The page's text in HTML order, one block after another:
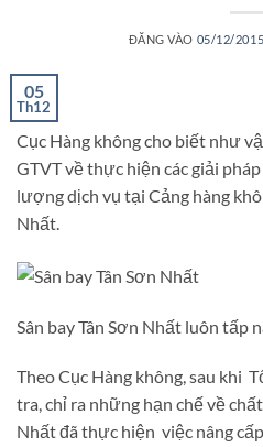
ĐĂNG VÀO 05/12/2015
05
Th12
Cục Hàng không cho biết như
GTVT về thực hiện các giải
lượng dịch vụ tại Cảng hàng
Nhất.
Sân bay Tân Sơn Nhất luôn tấp
Theo Cục Hàng không, sau khi
tra, chỉ ra những hạn chế về
Nhất đã thực hiện việc nâng